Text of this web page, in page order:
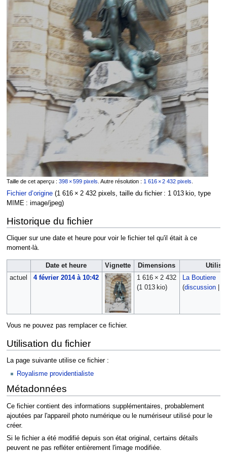
Taille de cet aperçu : 398 × 599 pixels Autre résolution : 1 616 × 2 432 pixels
Fichier d’origine‎ (1 616 × 2 432 pixels, taille du fichier : 1 013 kio, type
MIME : image/jpeg)
Historique du fichier
Cliquer sur une date et heure pour voir le fichier tel qu'il était à ce
moment-là.
Date et heure Vignette Dimensions
actuel
4 février 2014 à 10:42
1 616 × 2 432
(1 013 kio)
La Boutiere
(discussion|
Vous ne pouvez pas remplacer ce fichier.
Utilisation du fichier
La page suivante utilise ce fichier :
Royalisme providentialiste
Métadonnées
Ce fichier contient des informations supplémentaires, probablement
ajoutées par l'appareil photo numérique ou le numériseur utilisé pour le
créer.
Si le fichier a été modifié depuis son état original, certains détails
peuvent ne pas refléter entièrement l'image modifiée.